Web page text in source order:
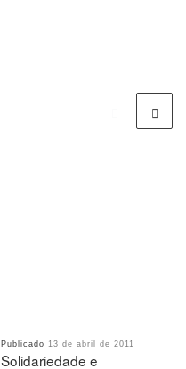
Publicado 13 de abril de 2011
Solidariedade e